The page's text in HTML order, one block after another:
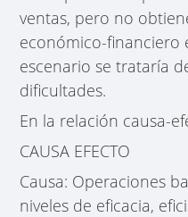
ventas, pero no
económico-financiero
escenario se trataría
dificultades.
En la relación causa-
CAUSA EFECTO
Causa: Operaciones
niveles de eficacia,